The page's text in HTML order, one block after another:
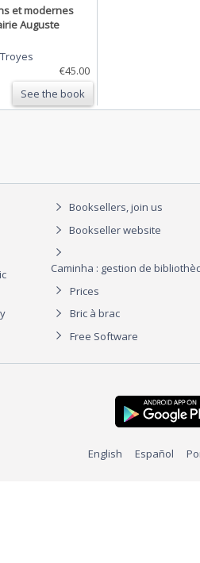
et modernes
Auguste
Troyes
€45.00
See the book
Booksellers, join us
Bookseller website
Caminha : gestion de
Prices
Bric à brac
Free Software
English Español